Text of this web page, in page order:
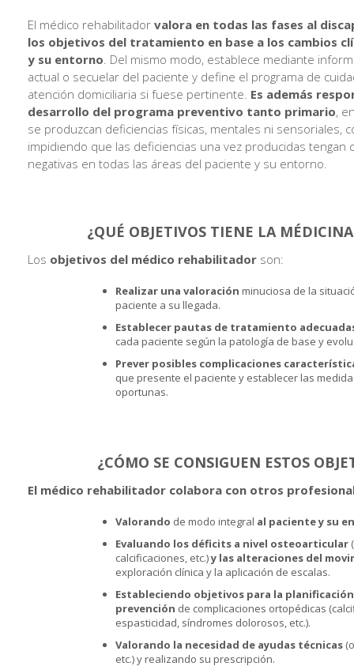
El médico rehabilitador valora en todas las fases al
los objetivos del tratamiento en base a los cambios
y su entorno . Del mismo modo, establece mediante
actual o secuelar del paciente y define el programa de
atención domiciliaria si fuese pertinente. Es además
desarrollo del programa preventivo tanto primario,
se produzcan deficiencias físicas, mentales ni sensoriales,
impidiendo que las deficiencias una vez producidas tengan
negativas en todas las áreas del paciente y su entorno.
¿QUÉ OBJETIVOS TIENE LA
Los objetivos del médico rehabilitador son:
Realizar una valoración minuciosa de la
paciente a su llegada.
Establecer pautas de tratamiento
cada paciente según la patología de base y
Prever posibles complicaciones
que presente el paciente y establecer las
oportunas.
¿CÓMO SE CONSIGUEN ESTOS
El médico rehabilitador colabora con otros
Valorando de modo integral al paciente y su
Evaluando los déficits a nivel osteoarticular
calcificaciones, etc.)y las alteraciones del
exploración clínica y la aplicación de escalas.
Estableciendo objetivos para la
prevención de complicaciones ortopédicas
espasticidad, síndromes dolorosos, etc.).
Valorando la necesidad de ayudas técnicas
etc.) y realizando su prescripción.